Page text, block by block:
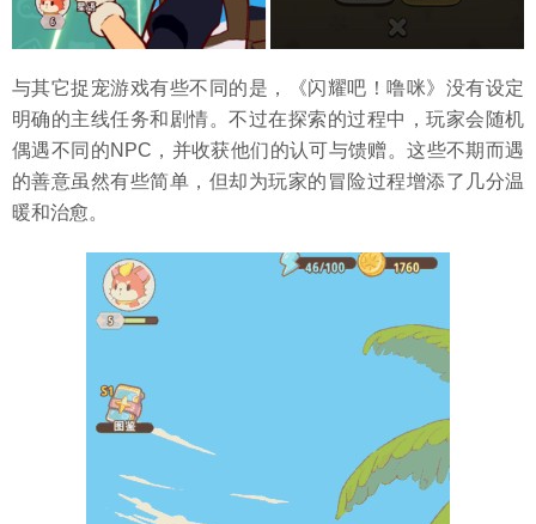
与其它捉宠游戏有些不同的是，《闪耀吧！噜咪》没有设定
明确的主线任务和剧情。不过在探索的过程中，玩家会随机
偶遇不同的NPC，并收获他们的认可与馈赠。这些不期而遇
的善意虽然有些简单，但却为玩家的冒险过程增添了几分温
暖和治愈。